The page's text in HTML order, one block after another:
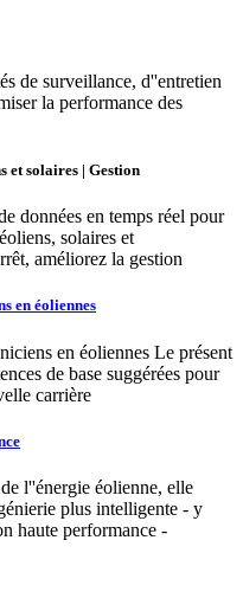
de surveillance, d''entretien
la performance des
et solaires | Gestion
données en temps réel pour
solaires et
améliorez la gestion
en éoliennes
en éoliennes Le présent
de base suggérées pour
carrière
l''énergie éolienne, elle
plus intelligente - y
haute performance -